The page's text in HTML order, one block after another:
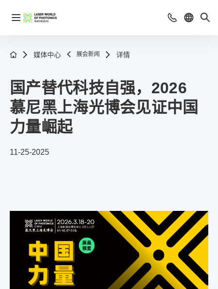
媒体中心 展会新闻 详情
国产替代科技自强，2026
慕尼黑上海光博会见证中国
力量崛起
11-25-2025